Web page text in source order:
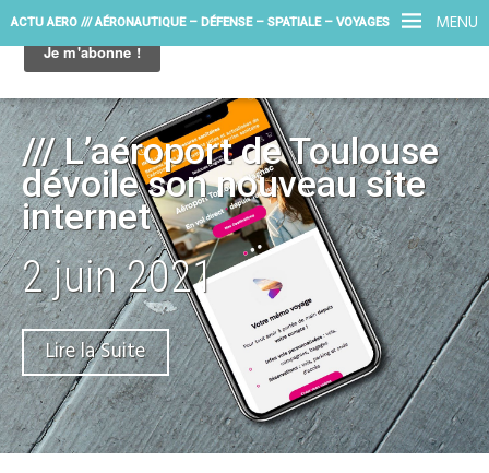
MENU
ACTU AERO /// AÉRONAUTIQUE – DÉFENSE – SPATIALE – VOYAGES
/// L’aéroport de Toulouse
dévoile son nouveau site
internet
2 juin 2021
Lire la Suite